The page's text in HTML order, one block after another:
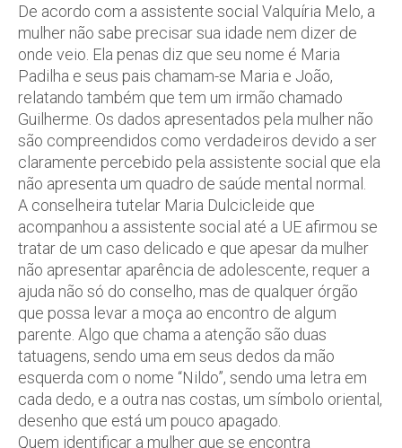
De acordo com a assistente social Valquíria Melo, a
mulher não sabe precisar sua idade nem dizer de
onde veio. Ela penas diz que seu nome é Maria
Padilha e seus pais chamam-se Maria e João,
relatando também que tem um irmão chamado
Guilherme. Os dados apresentados pela mulher não
são compreendidos como verdadeiros devido a ser
claramente percebido pela assistente social que ela
não apresenta um quadro de saúde mental normal.
A conselheira tutelar Maria Dulcicleide que
acompanhou a assistente social até a UE afirmou se
tratar de um caso delicado e que apesar da mulher
não apresentar aparência de adolescente, requer a
ajuda não só do conselho, mas de qualquer órgão
que possa levar a moça ao encontro de algum
parente. Algo que chama a atenção são duas
tatuagens, sendo uma em seus dedos da mão
esquerda com o nome “Nildo”, sendo uma letra em
cada dedo, e a outra nas costas, um símbolo oriental,
desenho que está um pouco apagado.
Quem identificar a mulher que se encontra